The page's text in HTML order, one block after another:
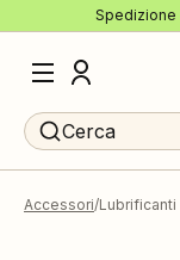
Spedizione
Cerca
Accessori Lubrificanti